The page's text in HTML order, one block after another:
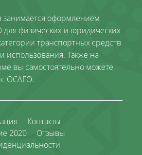
оформлением
физических и юридических
транспортных средств
использования. Также на
вы самостоятельно можете
ОСАГО.
Контакты
2020
Отзывы